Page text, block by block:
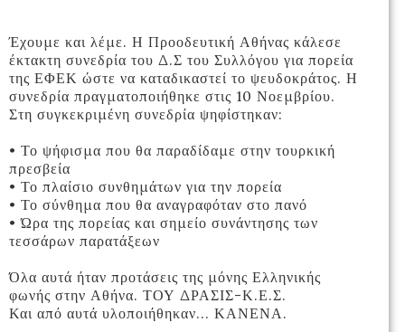
Έχουμε και λέμε. Η Προοδευτική Αθήνας κάλεσε
έκτακτη συνεδρία του Δ.Σ του Συλλόγου για πορεία
της ΕΦΕΚ ώστε να καταδικαστεί το ψευδοκράτος. Η
συνεδρία πραγματοποιήθηκε στις 10 Νοεμβρίου.
Στη συγκεκριμένη συνεδρία ψηφίστηκαν:
• Το ψήφισμα που θα παραδίδαμε στην τουρκική
πρεσβεία
• Το πλαίσιο συνθημάτων για την πορεία
• Το σύνθημα που θα αναγραφόταν στο πανό
• Ώρα της πορείας και σημείο συνάντησης των
τεσσάρων παρατάξεων
Όλα αυτά ήταν προτάσεις της μόνης Ελληνικής
φωνής στην Αθήνα. ΤΟΥ ΔΡΑΣΙΣ-Κ.Ε.Σ.
Και από αυτά υλοποιήθηκαν... ΚΑΝΕΝΑ.